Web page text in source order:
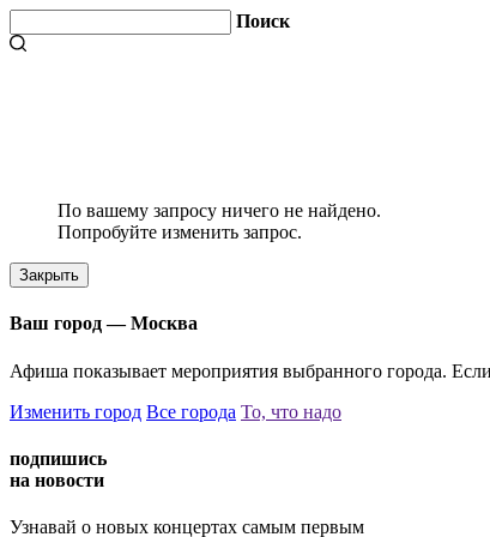
Поиск
По вашему запросу ничего не найдено.
Попробуйте изменить запрос.
Закрыть
Ваш город —Москва
Афиша показывает мероприятия выбранного города.
Изменить город Все города То, что надо
подпишись
на новости
Узнавай о новых концертах самым первым